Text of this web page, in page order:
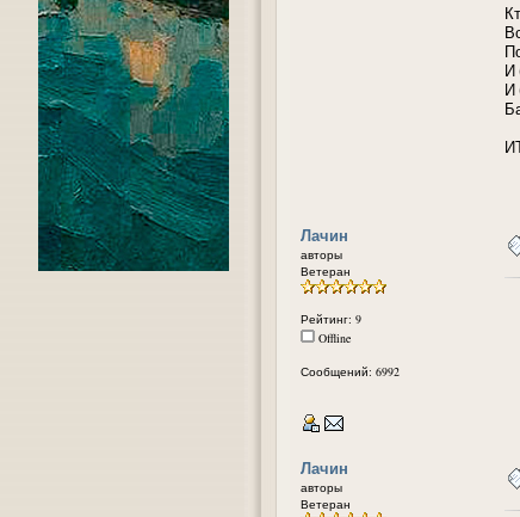
И
И
Лачин
авторы
Ветеран
Рейтинг: 9
Offline
Сообщений: 6992
Лачин
авторы
Ветеран